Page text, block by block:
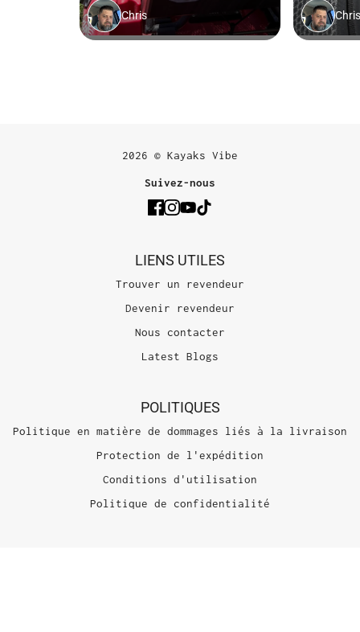
2026 © Kayaks Vibe
Suivez-nous
LIENS UTILES
Trouver un revendeur
Devenir revendeur
Nous contacter
Latest Blogs
POLITIQUES
Politique en matière de dommages liés à la livraison
Protection de l'expédition
Conditions d'utilisation
Politique de confidentialité